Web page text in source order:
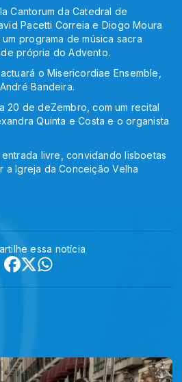
Cantorum da Catedral de
Pacetti Correia e Diogo Moura
programa de música sacra
própria do Advento.
o Misericordiae Ensemble,
Bandeira.
20 de deZembro, com um recital
Quinta e Costa e o organista
livre, convidando lisboetas
a Igreja da Conceição Velha
essa notícia